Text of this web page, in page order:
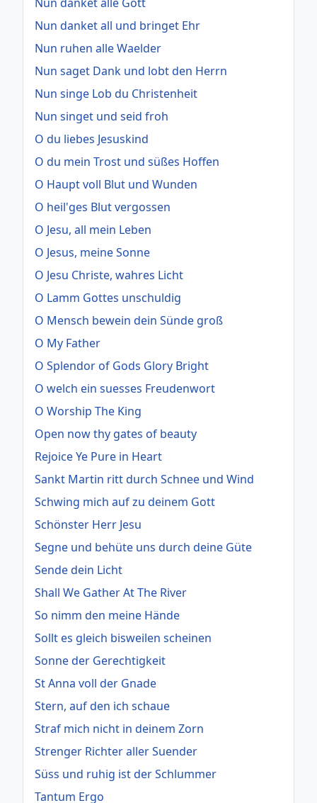
Nun danket all und bringet Ehr
Nun ruhen alle Waelder
Nun saget Dank und lobt den Herrn
Nun singe Lob du Christenheit
Nun singet und seid froh
O du liebes Jesuskind
O du mein Trost und süßes Hoffen
O Haupt voll Blut und Wunden
O heil'ges Blut vergossen
O Jesu, all mein Leben
O Jesus, meine Sonne
O Jesu Christe, wahres Licht
O Lamm Gottes unschuldig
O Mensch bewein dein Sünde groß
O My Father
O Splendor of Gods Glory Bright
O welch ein suesses Freudenwort
O Worship The King
Open now thy gates of beauty
Rejoice Ye Pure in Heart
Sankt Martin ritt durch Schnee und Wind
Schwing mich auf zu deinem Gott
Schönster Herr Jesu
Segne und behüte uns durch deine Güte
Sende dein Licht
Shall We Gather At The River
So nimm den meine Hände
Sollt es gleich bisweilen scheinen
Sonne der Gerechtigkeit
St Anna voll der Gnade
Stern, auf den ich schaue
Straf mich nicht in deinem Zorn
Strenger Richter aller Suender
Süss und ruhig ist der Schlummer
Tantum Ergo